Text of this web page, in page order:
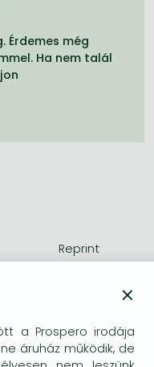
Érdemes még
Ha nem talál
Reprint
9780007350797
Puhakötés
×
a Prospero irodája
áruház működik, de